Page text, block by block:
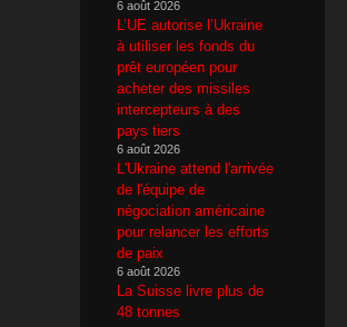
6 août 2026
L’UE autorise l’Ukraine
à utiliser les fonds du
prêt européen pour
acheter des missiles
intercepteurs à des
pays tiers
6 août 2026
L'Ukraine attend l'arrivée
de l'équipe de
négociation américaine
pour relancer les efforts
de paix
6 août 2026
La Suisse livre plus de
48 tonnes